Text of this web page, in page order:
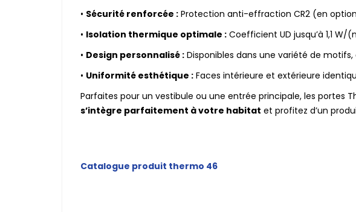
• Sécurité renforcée : Protection anti-effraction CR2 (en
• Isolation thermique optimale : Coefficient UD jusqu’à 1,1
• Design personnalisé : Disponibles dans une variété de
• Uniformité esthétique : Faces intérieure et extérieure
Parfaites pour un vestibule ou une entrée principale, les portes
s’intègre parfaitement à votre habitat et profitez d’un
Catalogue produit thermo 46